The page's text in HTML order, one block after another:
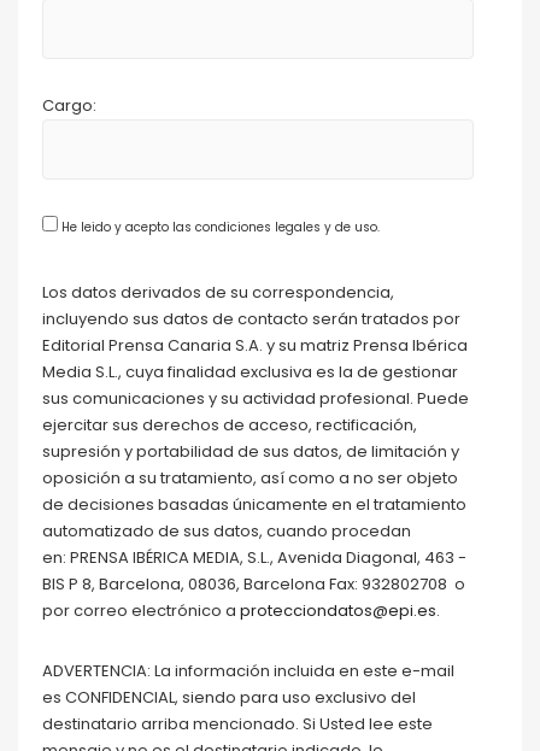
Cargo:
He leido y acepto las condiciones legales y de uso.
Los datos derivados de su correspondencia,
incluyendo sus datos de contacto serán tratados por
Editorial Prensa Canaria S.A. y su matriz Prensa Ibérica
Media S.L., cuya finalidad exclusiva es la de gestionar
sus comunicaciones y su actividad profesional. Puede
ejercitar sus derechos de acceso, rectificación,
supresión y portabilidad de sus datos, de limitación y
oposición a su tratamiento, así como a no ser objeto
de decisiones basadas únicamente en el tratamiento
automatizado de sus datos, cuando procedan
en: PRENSA IBÉRICA MEDIA, S.L., Avenida Diagonal, 463 -
BIS P 8, Barcelona, 08036, Barcelona Fax: 932802708 o
por correo electrónico a protecciondatos@epi.es.
ADVERTENCIA: La información incluida en este e-mail
es CONFIDENCIAL, siendo para uso exclusivo del
destinatario arriba mencionado. Si Usted lee este